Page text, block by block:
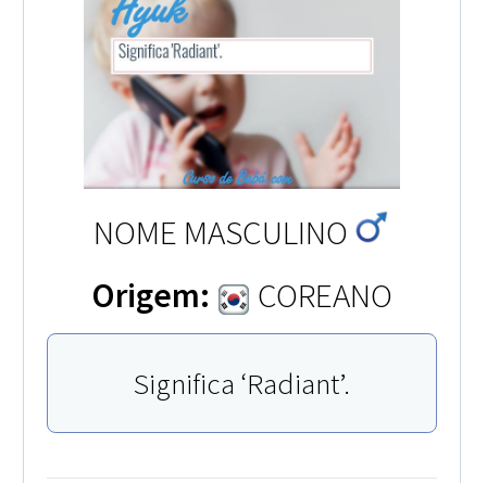
NOME MASCULINO
Origem:
COREANO
Significa ‘Radiant’.